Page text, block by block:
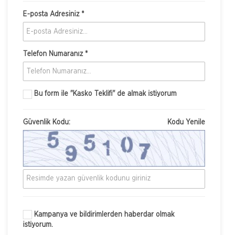
E-posta Adresiniz *
Telefon Numaranız *
Bu form ile "Kasko Teklifi" de almak istiyorum
Güvenlik Kodu: Kodu Yenile
Kampanya ve bildirimlerden haberdar olmak
istiyorum.